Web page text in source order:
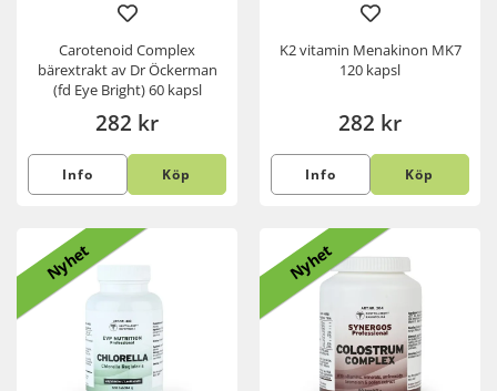
Carotenoid Complex
bärextrakt av Dr Öckerman
(fd Eye Bright) 60 kapsl
282 kr
Info Köp
K2 vitamin Menakinon MK7
120 kapsl
282 kr
Info Köp
Nyhet Nyhet